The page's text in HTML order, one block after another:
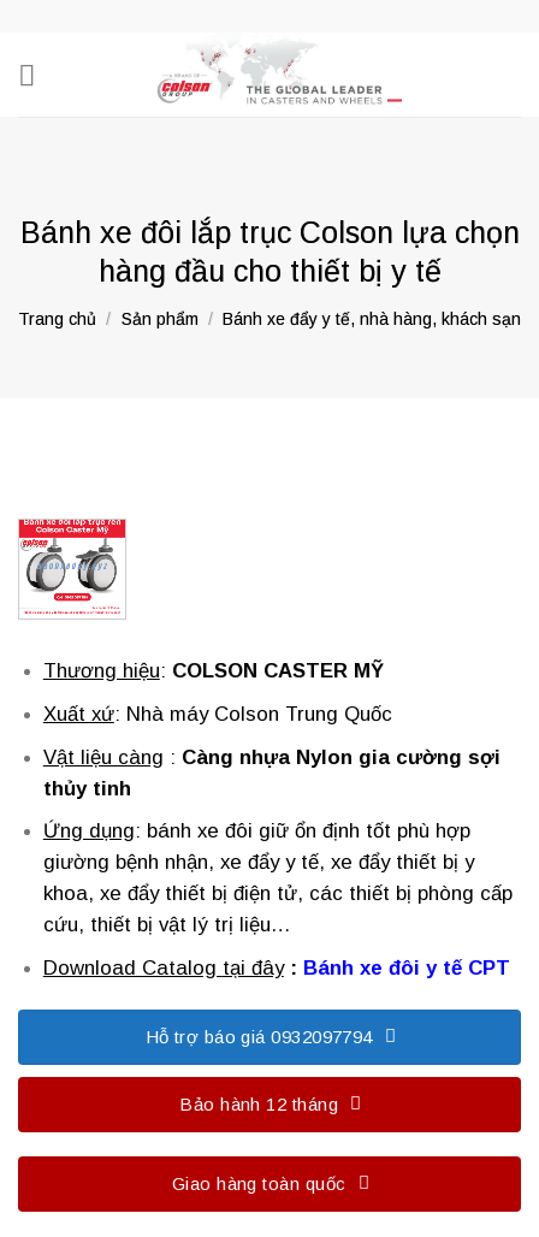
content
Bánh xe đôi lắp trục Colson lựa chọn
hàng đầu cho thiết bị y tế
Trang chủ / Sản phẩm / Bánh xe đẩy y tế, nhà hàng, khách sạn
Thương hiệu: COLSON CASTER MỸ
Xuất xứ: Nhà máy Colson Trung Quốc
Vật liệu càng : Càng nhựa Nylon gia cường sợi
thủy tinh
Ứng dụng: bánh xe đôi giữ ổn định tốt phù hợp
giường bệnh nhận, xe đẩy y tế, xe đẩy thiết bị y
khoa, xe đẩy thiết bị điện tử, các thiết bị phòng cấp
cứu, thiết bị vật lý trị liệu…
Download Catalog tại đây: Bánh xe đôi y tế CPT
Hỗ trợ báo giá 0932097794
Bảo hành 12 tháng
Giao hàng toàn quốc